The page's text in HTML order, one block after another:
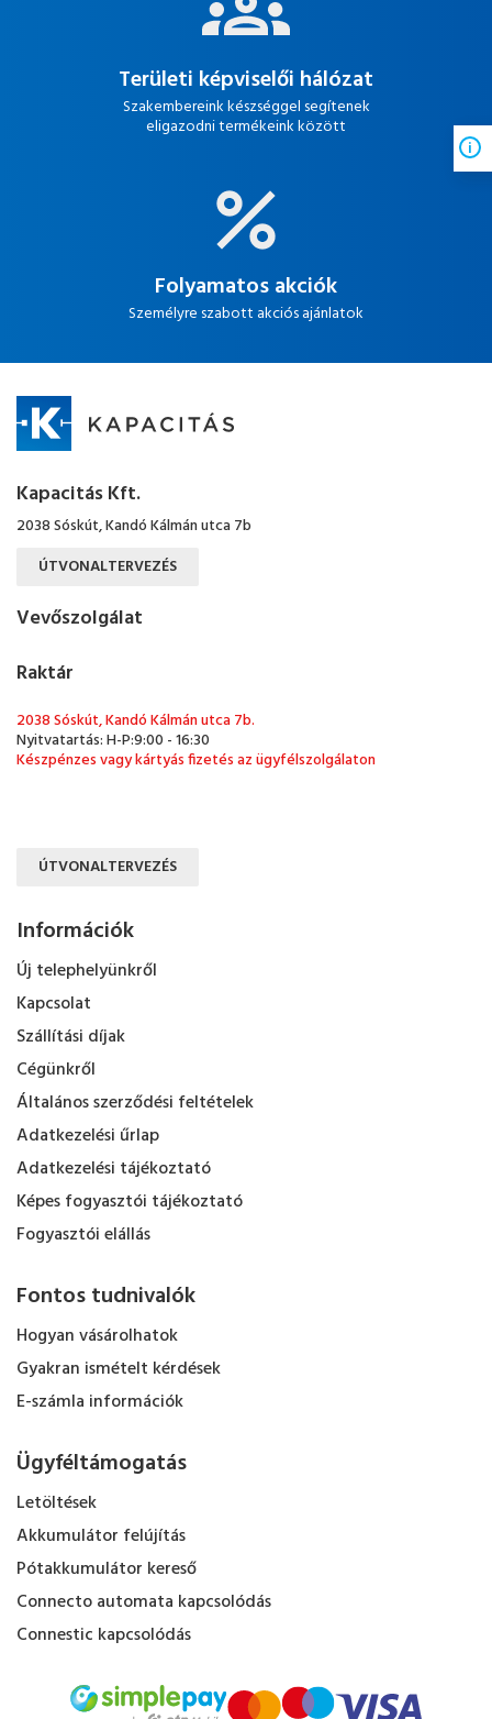
Területi képviselői hálózat
Szakembereink készséggel segítenek
eligazodni termékeink között
Folyamatos akciók
Személyre szabott akciós ajánlatok
Kapacitás Kft.
2038 Sóskút, Kandó Kálmán utca 7b
ÚTVONALTERVEZÉS
Vevőszolgálat
Raktár
2038 Sóskút, Kandó Kálmán utca 7b.
Nyitvatartás: H-P:9:00 - 16:30
Készpénzes vagy kártyás fizetés az ügyfélszolgálaton
ÚTVONALTERVEZÉS
Információk
Új telephelyünkről
Kapcsolat
Szállítási díjak
Cégünkről
Általános szerződési feltételek
Adatkezelési űrlap
Adatkezelési tájékoztató
Képes fogyasztói tájékoztató
Fogyasztói elállás
Fontos tudnivalók
Hogyan vásárolhatok
Gyakran ismételt kérdések
E-számla információk
Ügyféltámogatás
Letöltések
Akkumulátor felújítás
Pótakkumulátor kereső
Connecto automata kapcsolódás
Connestic kapcsolódás